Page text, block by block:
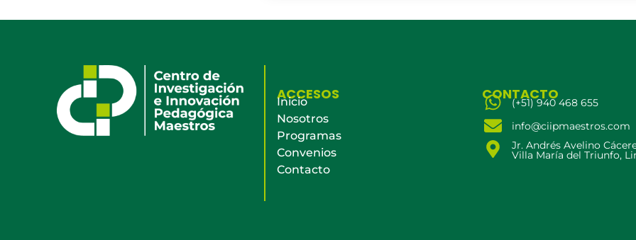
ACCESOS
Inicio
Nosotros
Programas
Convenios
Contacto
CONTACTO
(+51) 940 468 655
info@ciipmaestros.com
Jr. Andrés Avelino
Villa María del Triunfo,